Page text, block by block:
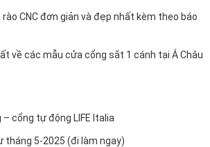
CNC đơn giản và đẹp nhất kèm theo báo
về các mẫu cửa cổng sắt 1 cánh tại Á Châu
cổng tự động LIFE Italia
tháng 5-2025 (đi làm ngay)